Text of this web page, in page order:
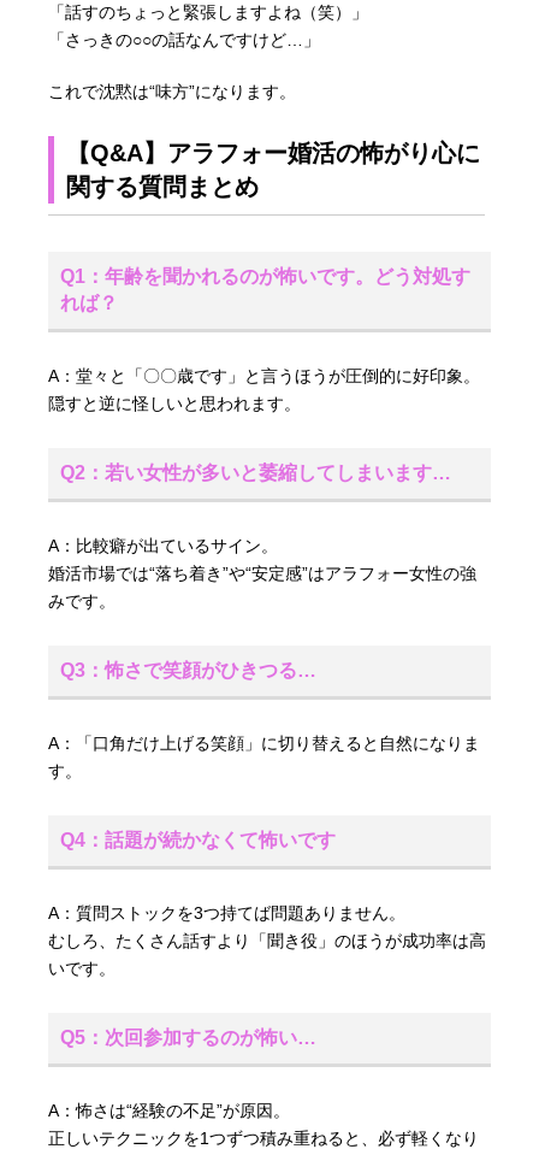
「話すのちょっと緊張しますよね（笑）」
「さっきの○○の話なんですけど…」
これで沈黙は“味方”になります。
【Q&A】アラフォー婚活の怖がり心に
関する質問まとめ
Q1：年齢を聞かれるのが怖いです。どう対処す
れば？
A：堂々と「〇〇歳です」と言うほうが圧倒的に好印象。
隠すと逆に怪しいと思われます。
Q2：若い女性が多いと萎縮してしまいます…
A：比較癖が出ているサイン。
婚活市場では“落ち着き”や“安定感”はアラフォー女性の強
みです。
Q3：怖さで笑顔がひきつる…
A：「口角だけ上げる笑顔」に切り替えると自然になりま
す。
Q4：話題が続かなくて怖いです
A：質問ストックを3つ持てば問題ありません。
むしろ、たくさん話すより「聞き役」のほうが成功率は高
いです。
Q5：次回参加するのが怖い…
A：怖さは“経験の不足”が原因。
正しいテクニックを1つずつ積み重ねると、必ず軽くなり